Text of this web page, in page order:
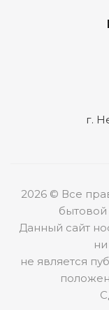
г.
2026 © Все
Данный сайт
не является